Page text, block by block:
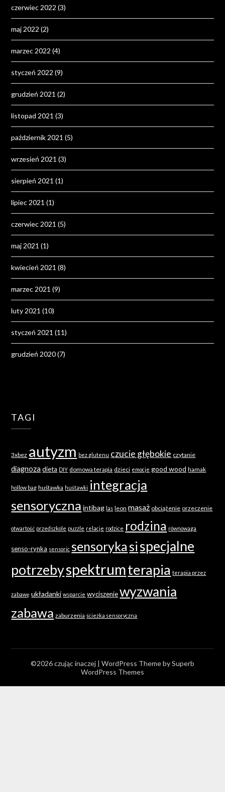
czerwiec 2022 (3)
maj 2022 (2)
marzec 2022 (4)
styczeń 2022 (9)
grudzień 2021 (2)
listopad 2021 (3)
październik 2021 (5)
wrzesień 2021 (3)
sierpień 2021 (1)
lipiec 2021 (1)
czerwiec 2021 (5)
maj 2021 (1)
kwiecień 2021 (8)
marzec 2021 (9)
luty 2021 (10)
styczeń 2021 (11)
grudzień 2020(7)
TAGI
3xbez autyzm bez glutenu czucie głębokie czytanie
diagnoza dieta DIY domowa terapia dzieci emocje good wood hamak
hollow bag huśtawka huśtawki integracja
sensoryczna intibag las leon masaż obciążenie orzeczenie
otwartość przedszkole puzzle relacje rodzice rodzina równowaga
senso-rynka sensoric sensoryka sispecjalne
potrzebyspektrumterapia terapia przez
zabawę układanki wsparcie wyciszenie wyzwania
zabawa zaburzenia ścieżka sensoryczna
©2026 czując inaczej | WordPress Theme bySuperb
WordPress Themes